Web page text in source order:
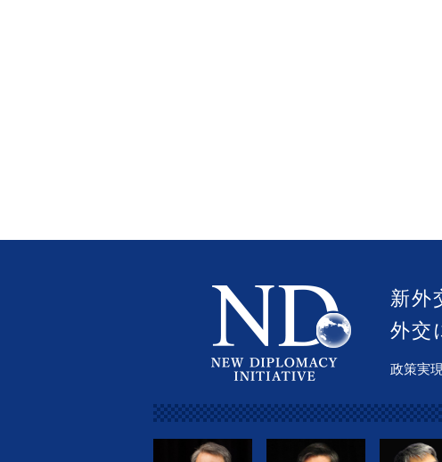
新外
外交
政策実